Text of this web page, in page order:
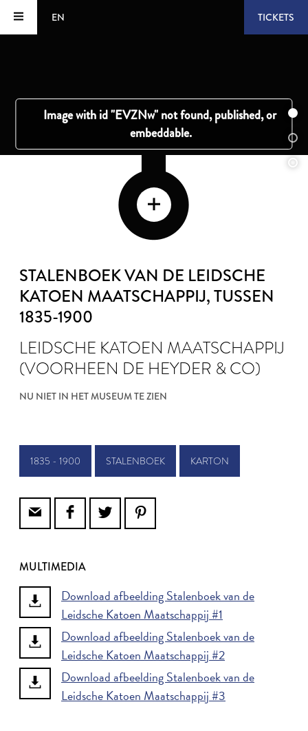
EN TICKETS
STALENBOEK VAN DE LEIDSCHE
KATOEN MAATSCHAPPIJ, TUSSEN
1835-1900
LEIDSCHE KATOEN MAATSCHAPPIJ
(VOORHEEN DE HEYDER & CO)
NU NIET IN HET MUSEUM TE ZIEN
1835 - 1900 STALENBOEK KARTON
MULTIMEDIA
Download afbeelding Stalenboek van de
Leidsche Katoen Maatschappij #1
Download afbeelding Stalenboek van de
Leidsche Katoen Maatschappij #2
Download afbeelding Stalenboek van de
Leidsche Katoen Maatschappij #3